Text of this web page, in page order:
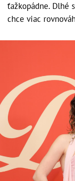
ťažkopádne. Dlhé
chce viac